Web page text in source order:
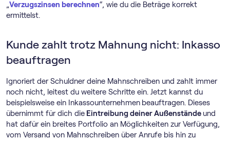
„Verzugszinsen berechnen“, wie du die Beträge korrekt
ermittelst.
Kunde zahlt trotz Mahnung nicht: Inkasso
beauftragen
Ignoriert der Schuldner deine Mahnschreiben und zahlt immer
noch nicht, leitest du weitere Schritte ein. Jetzt kannst du
beispielsweise ein Inkassounternehmen beauftragen. Dieses
übernimmt für dich die Eintreibung deiner Außenstände und
hat dafür ein breites Portfolio an Möglichkeiten zur Verfügung,
vom Versand von Mahnschreiben über Anrufe bis hin zu